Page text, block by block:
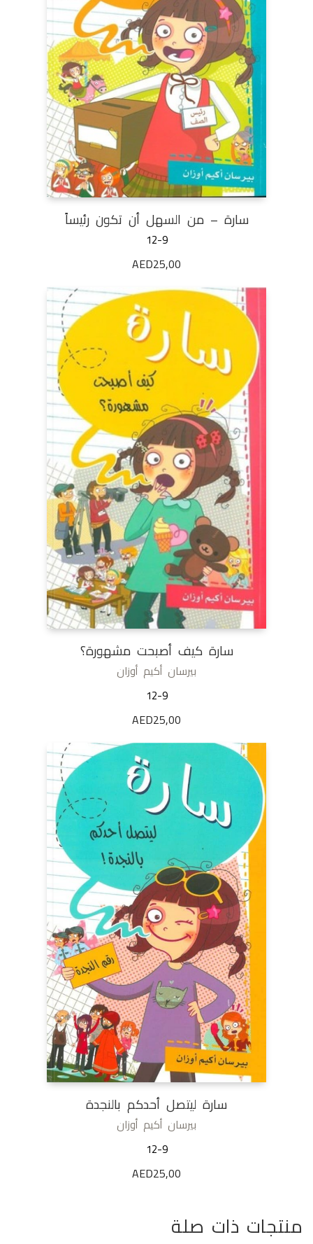
سارة – من السهل أن تكون رئيساً
12-9
AED25,00
سارة كيف أصبحت مشهورة؟
بيرسان أكيم أوزان
12-9
AED25,00
سارة ليتصل أحدكم بالنجدة
بيرسان أكيم أوزان
12-9
AED25,00
منتجات ذات صلة